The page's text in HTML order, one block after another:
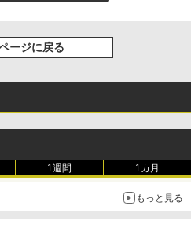
ージに戻る
1週間 1カ月
もっと見る